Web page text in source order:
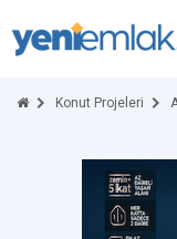
Konut Projeleri